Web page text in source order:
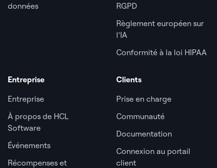
données
RGPD
Règlement européen sur
l’IA
Conformité à la loi HIPAA
Entreprise
Entreprise
À propos de HCL
Software
Événements
Récompenses et
Clients
Prise en charge
Communauté
Documentation
Connexion au portail
client